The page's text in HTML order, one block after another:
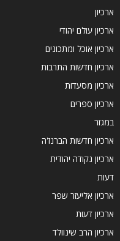
ארכיון
ארכיון עולם יהודי
ארכיון אוכל ומתכונים
ארכיון חדשות התרבות
ארכיון מסעדות
ארכיון ספרים
במגזר
ארכיון חדשות הברנז'ה
ארכיון נקודה יהודית
דעות
ארכיון אליעזר שפר
ארכיון דעות
ארכיון הרב שינוולד